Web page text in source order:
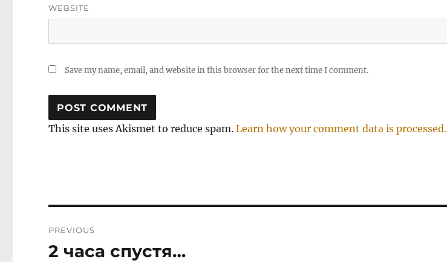
WEBSITE
Save my name, email, and website in this browser for the next time I comment.
This site uses Akismet to reduce spam.Learn how your comment data is processed.
navigation
PREVIOUS
Previous
2 часа спустя…